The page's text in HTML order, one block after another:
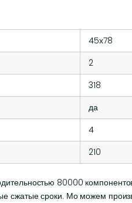
45х78
2
318
да
4
210
80000
сжатые сроки. Мо можем